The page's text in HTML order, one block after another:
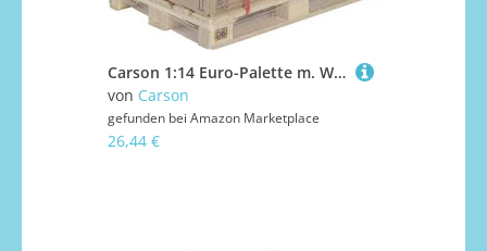
Carson 1:14 Euro-Palette m. WÜRTH-Verpackungen, RC Truck, Zubehör für Tamiya Trucks, Ersatzteile,Tuningteile, Modellbau, 500907620
von Carson
gefunden bei Amazon Marketplace
26,44 €